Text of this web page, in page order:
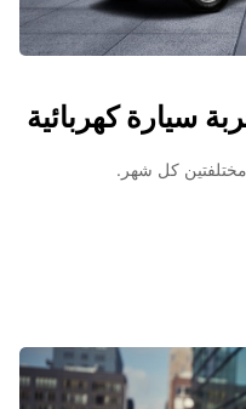
سيارة كهربائية
مختلفتين كل شهر.